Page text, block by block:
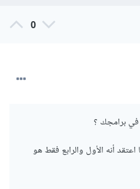
0
في برامجك ؟
اعتقد أنه الأول والرابع فقط هو